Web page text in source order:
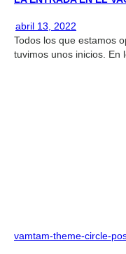
abril 13, 2022
Todos los que estamos
tuvimos unos inicios. En
vamtam-theme-circle-